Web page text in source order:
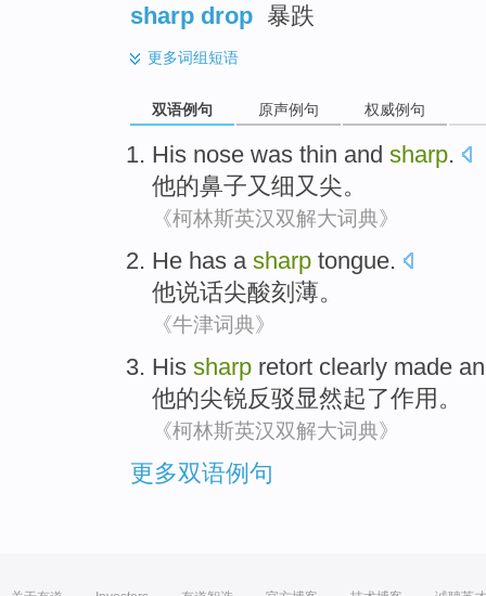
sharp drop 暴跌
更多词组短语
双语例句 原声例句 权威例句
His nose was thin and sharp.
他的鼻子又细又尖。
《柯林斯英汉双解大词典》
He has a sharp tongue.
他说话尖酸刻薄。
《牛津词典》
His sharp retort clearly made an
他的尖锐反驳显然起了作用 。
《柯林斯英汉双解大词典》
更多双语例句